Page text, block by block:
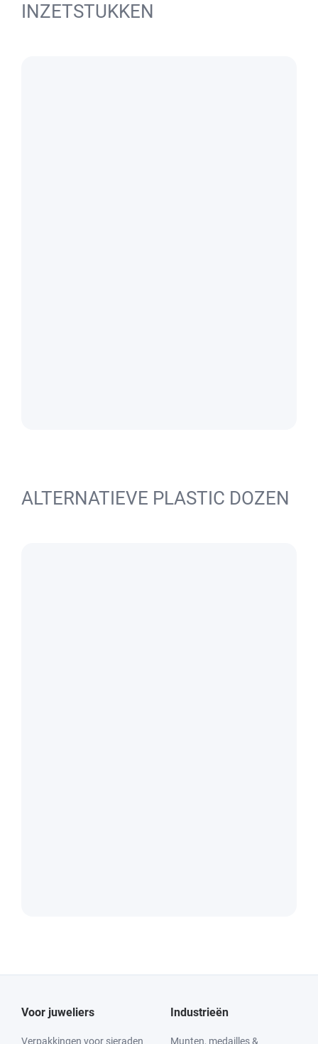
INZETSTUKKEN
ALTERNATIEVE PLASTIC DOZEN
Voor juweliers
Verpakkingen voor sieraden
Industrieën
Munten, medailles &